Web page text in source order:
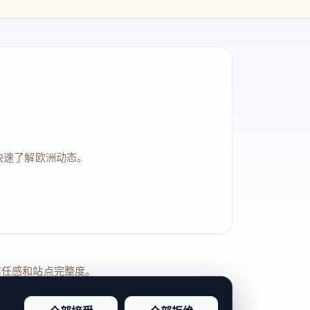
了解欧洲动态。
感和站点完整度。